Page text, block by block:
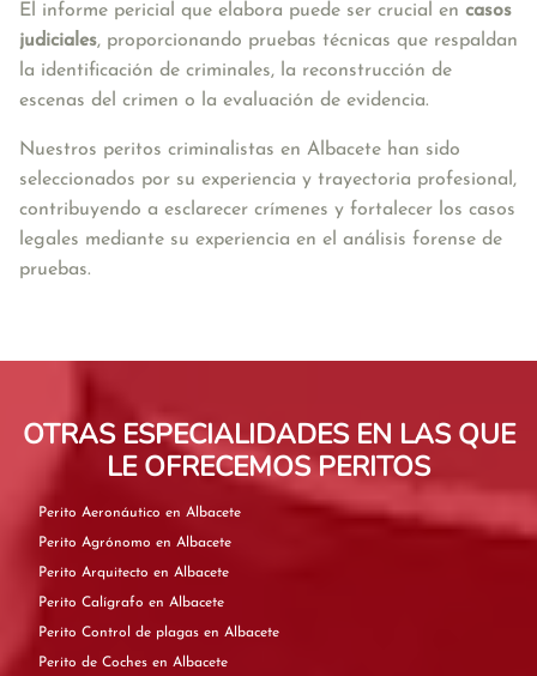
El informe pericial que elabora puede ser crucial en casos
judiciales, proporcionando pruebas técnicas que respaldan
la identificación de criminales, la reconstrucción de
escenas del crimen o la evaluación de evidencia.
Nuestros peritos criminalistas en Albacete han sido
seleccionados por su experiencia y trayectoria profesional,
contribuyendo a esclarecer crímenes y fortalecer los casos
legales mediante su experiencia en el análisis forense de
pruebas.
OTRAS ESPECIALIDADES EN LAS QUE
LE OFRECEMOS PERITOS
Perito Aeronáutico en Albacete
Perito Agrónomo en Albacete
Perito Arquitecto en Albacete
Perito Calígrafo en Albacete
Perito Control de plagas en Albacete
Perito de Coches en Albacete